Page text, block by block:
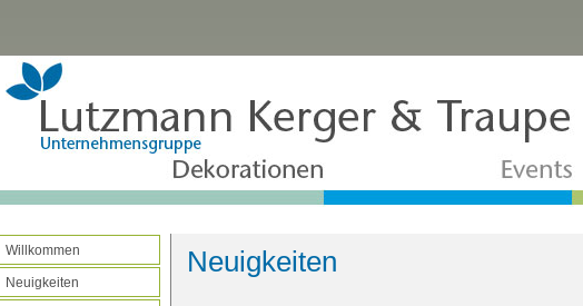
Willkommen
Neuigkeiten
Neuigkeiten